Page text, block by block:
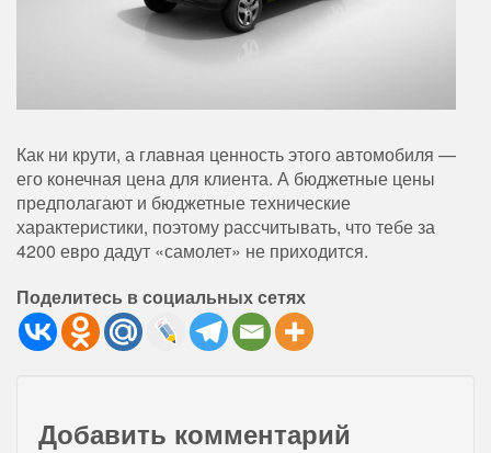
Как ни крути, а главная ценность этого автомобиля —
его конечная цена для клиента. А бюджетные цены
предполагают и бюджетные технические
характеристики, поэтому рассчитывать, что тебе за
4200 евро дадут «самолет» не приходится.
Поделитесь в социальных сетях
Добавить комментарий